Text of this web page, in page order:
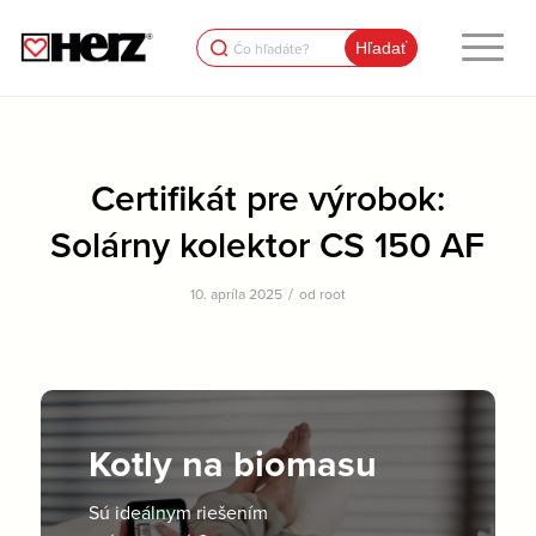
Search
for:
Certifikát pre výrobok:
Solárny kolektor CS 150 AF
10. apríla 2025 / od root
Kotly na biomasu
Sú ideálnym riešením